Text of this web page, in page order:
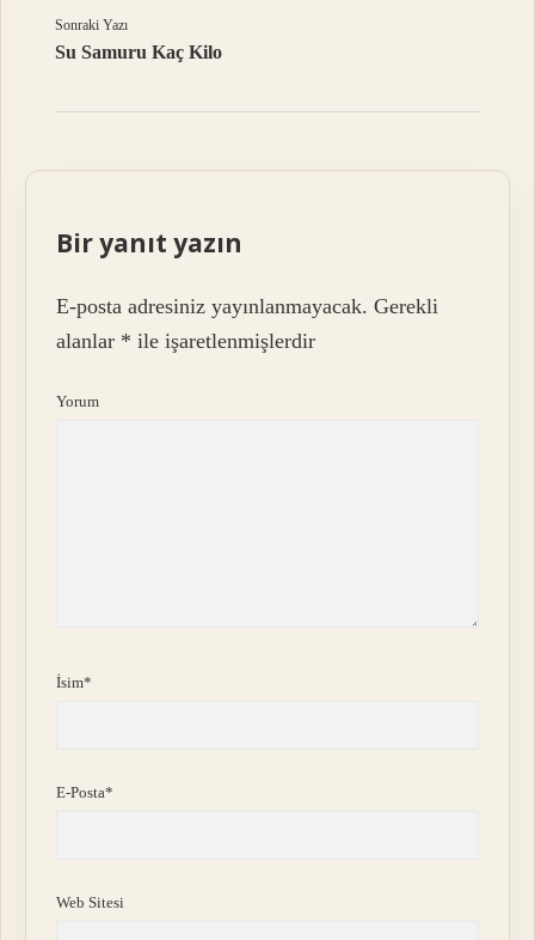
Sonraki Yazı
Su Samuru Kaç Kilo
Bir yanıt yazın
E-posta adresiniz yayınlanmayacak. Gerekli
alanlar * ile işaretlenmişlerdir
Yorum
İsim*
E-Posta*
Web Sitesi